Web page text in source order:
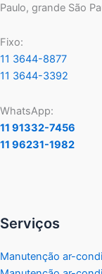
Paulo, grande São
Fixo:
11 3644-8877
11 3644-3392
WhatsApp:
11 91332-7456
11 96231-1982
Serviços
Manutenção ar-